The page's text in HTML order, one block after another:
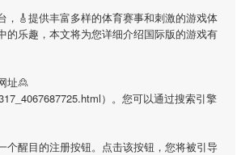
，🎸提供丰富多样的体育赛事和刺激的游戏体
的乐趣，本文将为您详细介绍国际版的游戏有
址🙎
）。您可以通过搜索引擎
个醒目的注册按钮。点击该按钮，您将被引导